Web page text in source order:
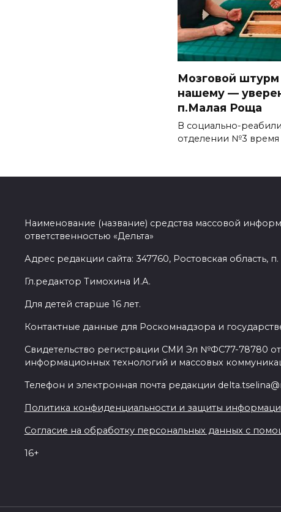
Мозговой
нашему —
п.Малая Роща
В социально-
отделении №3 время
Наименование (название) средства массовой
ответственностью «Дельта»
Адрес редакции сайта: 347760, Ростовская область, п.
Гл.редактор Тимохина И.А.
Для детей старше 16 лет.
Контактные данные для Роскомнадзора и
Свидетельство регистрации СМИ Эл №ФС77-78780 от
информационных технологий и массовых
Телефон и электронная почта редакции
Политика конфиденциальности и защиты
Согласие на обработку персональных данных с
16+